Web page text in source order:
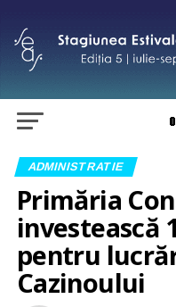
ADMINISTRATIE
Primăria
investească
pentru
Cazinoului